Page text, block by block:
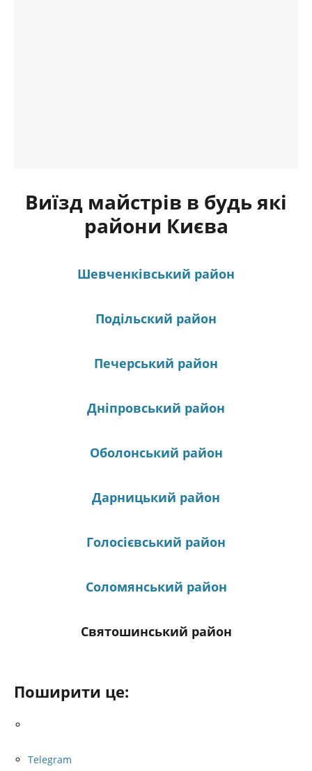
Виїзд майстрів в будь які
райони Києва
Шевченківський район
Подільский район
Печерський район
Дніпровський район
Оболонський район
Дарницький район
Голосієвський район
Соломянський район
Святошинський район
Поширити це:
Telegram